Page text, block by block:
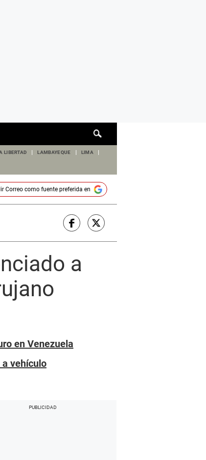
de
LIBERTAD LAMBAYEQUE LIMA
Correocomo fuente preferida en
a
en Venezuela
vehículo